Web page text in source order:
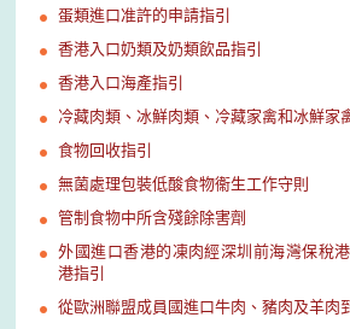
蛋類進口准許的申請指引
香港入口奶類及奶類飲品指引
香港入口海產指引
冷藏肉類、冰鮮肉類、冷藏家禽和冰鮮家
食物回收指引
無菌處理包裝低酸食物衞生工作守則
管制食物中所含殘餘除害劑
外國進口香港的凍肉經深圳前海灣保稅
港指引
從歐洲聯盟成員國進口牛肉、豬肉及羊肉